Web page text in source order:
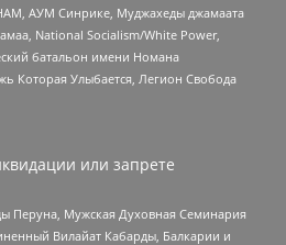
АУМ Синрике, Муджахеды джамаата
National Socialism/White Power,
батальон имени Номана
Которая Улыбается, Легион Свобода
или запрете
Перуна, Мужская Духовная Семинария
Вилайат Кабарды, Балкарии и